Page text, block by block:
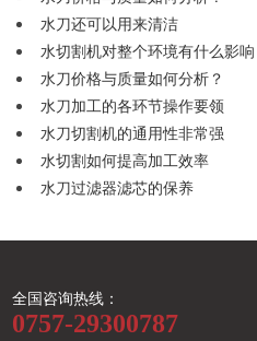
水刀还可以用来清洁
水切割机对整个环境有什么影响
水刀价格与质量如何分析？
水刀加工的各环节操作要领
水刀切割机的通用性非常强
水切割如何提高加工效率
水刀过滤器滤芯的保养
全国咨询热线：
0757-29300787